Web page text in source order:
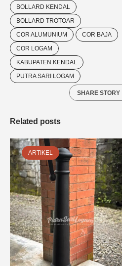
BOLLARD KENDAL
BOLLARD TROTOAR
COR ALUMUNIUM
COR BAJA
COR LOGAM
KABUPATEN KENDAL
PUTRA SARI LOGAM
SHARE STORY
Related posts
ARTIKEL